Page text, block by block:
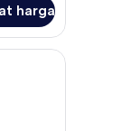
harga
kerja ramah